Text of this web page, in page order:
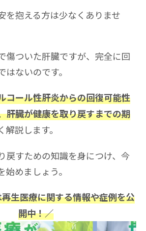
を抱える方は少なくありませ
傷ついた肝臓ですが、完全に回
ないのです。
コール性肝炎からの回復可能性
肝臓が健康を取り戻すまでの期
説します。
戻すための知識を身につけ、今
めましょう。
生医療に関する情報や症例を公
開中！／